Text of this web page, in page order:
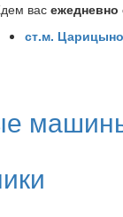
вас ежедневно
ст.м.